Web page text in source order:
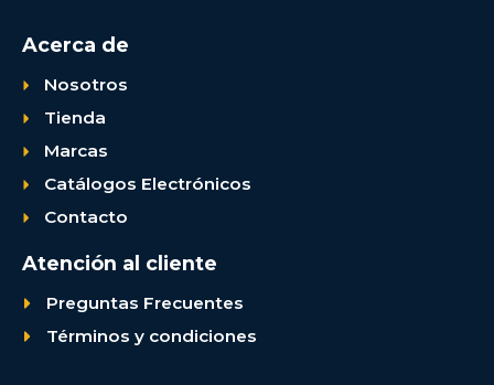
Acerca de
Nosotros
Tienda
Marcas
Catálogos Electrónicos
Contacto
Atención al cliente
Preguntas Frecuentes
Términos y condiciones